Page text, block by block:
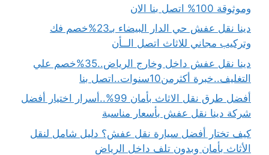
وموثوقة 100% اتصل بنا الان
دينا نقل عفش حي الدار البيضاء بـ23%خصم فك
وتركيب مجاني للاثاث اتصل الــأن
دينا نقل عفش داخل وخارج الرياض..35%خصم علي
التغليف..خبرة أكثرمن10سنوات..اتصل بنا
أفضل طرق نقل الاثاث بأمان 99%..أسرار اختيار أفضل
شركة دينا نقل عفش بأسعار مناسبة
كيف تختار أفضل سيارة نقل عفش؟ دليل شامل لنقل
الأثاث بأمان وبدون تلف داخل الرياض